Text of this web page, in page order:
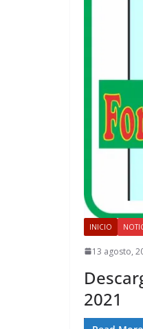
INICIO
13 agosto,
2021